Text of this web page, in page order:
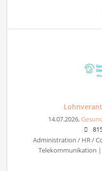
14.07.2026,
Administration / HR /
Telekommunikation |